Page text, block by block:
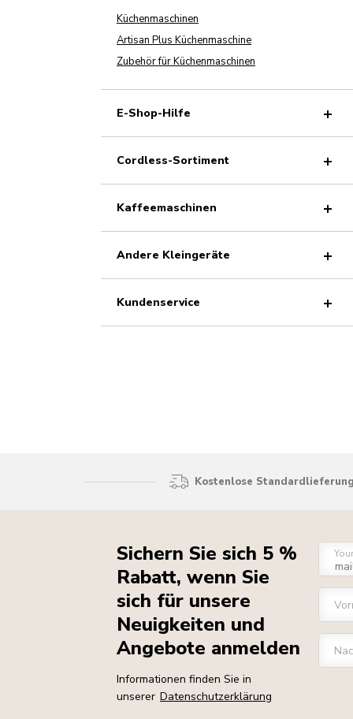
Küchenmaschinen
Artisan Plus Küchenmaschine
Zubehör für Küchenmaschinen
E-Shop-Hilfe
Cordless-Sortiment
Kaffeemaschinen
Andere Kleingeräte
Kundenservice
Kostenlose
Sichern Sie sich 5 %
Rabatt, wenn Sie
sich für unsere
Neuigkeiten und
Angebote anmelden
Informationen finden Sie in
unserer Datenschutzerklärung